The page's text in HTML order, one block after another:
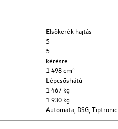
Elsõkerék hajtás
5
5
kérésre
1 498 cm³
Lépcsőshátú
1 467 kg
1 930 kg
Automata, DSG, Tiptronic